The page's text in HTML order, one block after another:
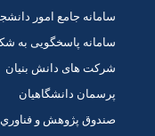
سامانه جامع امور
سامانه پاسخگویی به
شرکت های دانش بنیان
پرسمان دانشگاهیان
صندوق پژوهش و